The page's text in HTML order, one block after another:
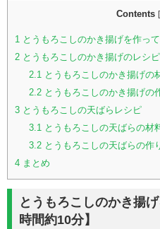
Contents [
1 とうもろこしのかき揚げを作っ
2 とうもろこしのかき揚げのレシピ
2.1とうもろこしのかき揚げの
2.2とうもろこしのかき揚げの
3 とうもろこしの天ばらレシピ
3.1とうもろこしの天ばらの材
3.2とうもろこしの天ばらの作
4 まとめ
とうもろこしのかき揚
時間約10分】